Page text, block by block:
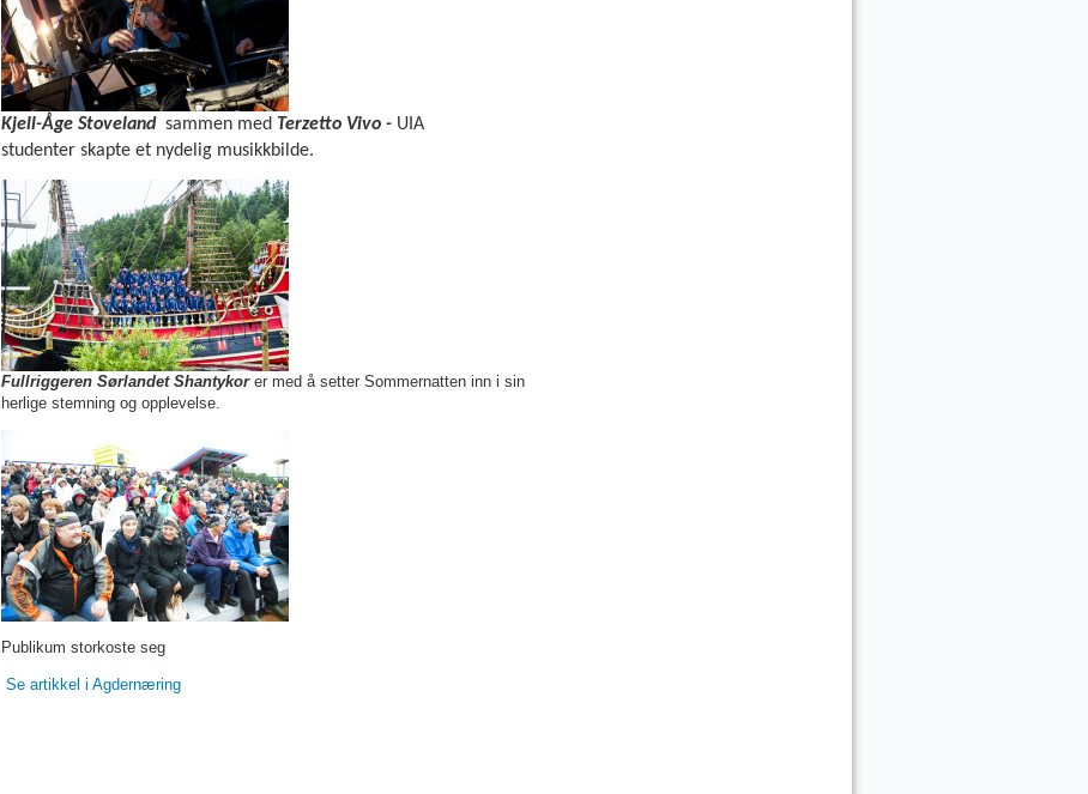
Kjell-Åge Stovelandsammen med Terzetto Vivo - UIA
studenter skapte et nydelig musikkbilde.
Fullriggeren Sørlandet Shantykorer med å setter Sommernatten inn i sin
herlige stemning og opplevelse.
Publikum storkoste seg
Se artikkel i Agdernæring